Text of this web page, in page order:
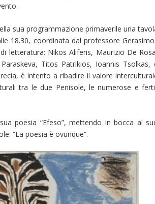
sua programmazione primaverile una
18.30, coordinata dal professore
letteratura: Nikos Aliferis, Maurizio De
Titos Patrikios, Ioannis Tsolkas,
è intento a ribadire il valore
tra le due Penisole, le numerose e
poesia “Efeso”, mettendo in bocca al
“La poesia è ovunque”.